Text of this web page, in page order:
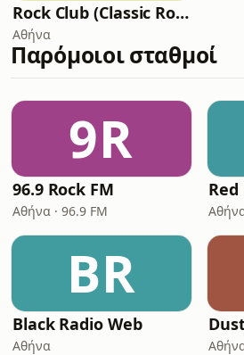
Rock Club (Classic Rock)
Αθήνα
Παρόμοιοι σταθμοί
9R
96.9 Rock FM
Αθήνα · 96.9 FM
BR
Black Radio Web
Αθήνα